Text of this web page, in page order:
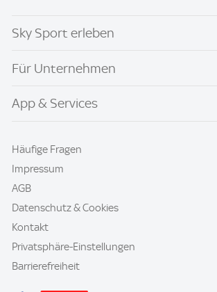
Sky Sport erleben
Für Unternehmen
App & Services
Häufige Fragen
Impressum
AGB
Datenschutz & Cookies
Kontakt
Privatsphäre-Einstellungen
Barrierefreiheit